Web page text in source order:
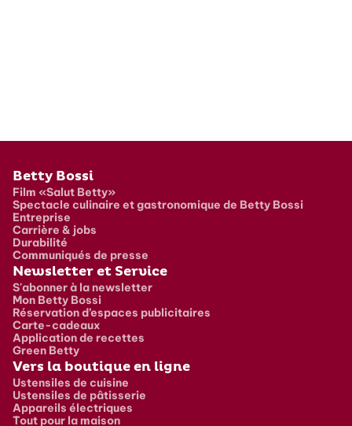
Pied de page
Betty Bossi
Film «Salut Betty»
Spectacle culinaire et gastronomique de Betty Bossi
Entreprise
Carrière & jobs
Durabilité
Communiqués de presse
Newsletter et Service
S'abonner à la newsletter
Mon Betty Bossi
Réservation d’espaces publicitaires
Carte-cadeaux
Application de recettes
Green Betty
Vers la boutique en ligne
Ustensiles de cuisine
Ustensiles de pâtisserie
Appareils électriques
Tout pour la maison